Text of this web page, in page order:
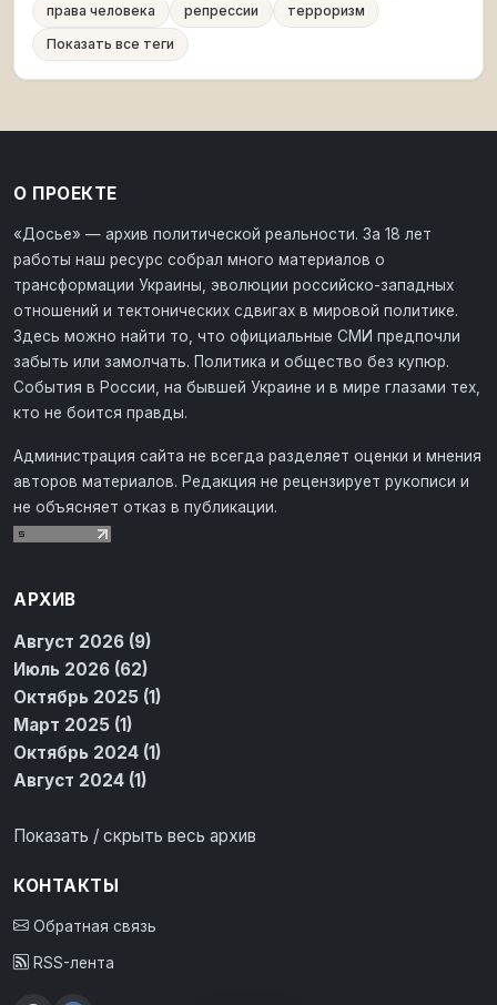
права человека
репрессии
терроризм
Показать все теги
О ПРОЕКТЕ
«Досье» — архив политической реальности. За 18 лет
работы наш ресурс собрал много материалов о
трансформации Украины, эволюции российско-западных
отношений и тектонических сдвигах в мировой политике.
Здесь можно найти то, что официальные СМИ предпочли
забыть или замолчать. Политика и общество без купюр.
События в России, на бывшей Украине и в мире глазами тех,
кто не боится правды.
Администрация сайта не всегда разделяет оценки и мнения
авторов материалов. Редакция не рецензирует рукописи и
не объясняет отказ в публикации.
АРХИВ
Август 2026 (9)
Июль 2026 (62)
Октябрь 2025 (1)
Март 2025 (1)
Октябрь 2024 (1)
Август 2024 (1)
Показать / скрыть весь архив
КОНТАКТЫ
Обратная связь
RSS-лента